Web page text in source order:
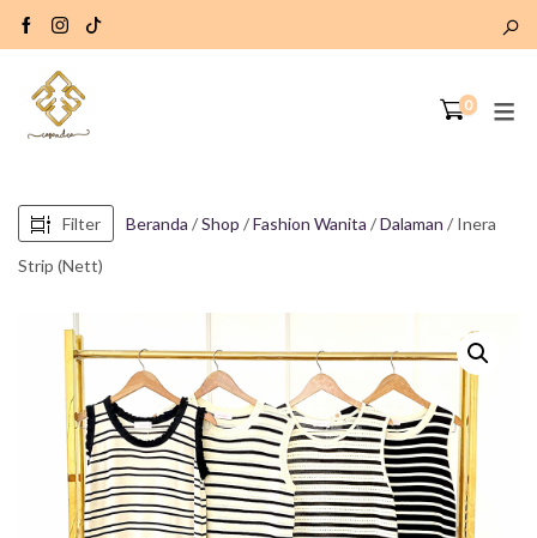
0
Filter Beranda /Shop /Fashion Wanita /Dalaman / Inera
Strip (Nett)